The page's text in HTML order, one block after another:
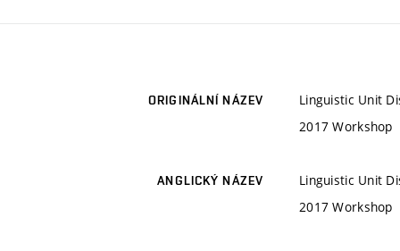
ORIGINÁLNÍ NÁZEV
Linguistic Unit
2017 Workshop
ANGLICKÝ NÁZEV
Linguistic Unit
2017 Workshop